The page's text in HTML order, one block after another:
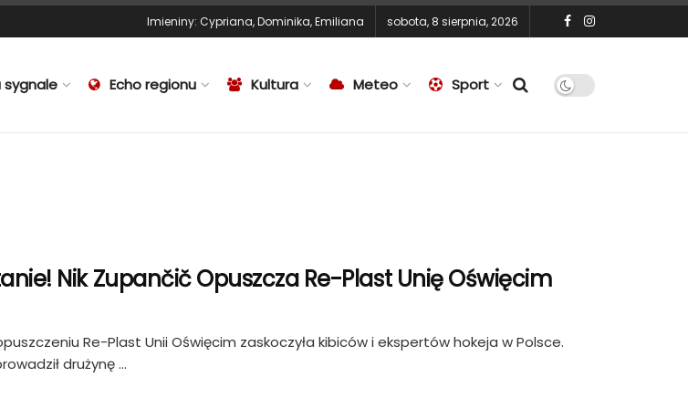
Imieniny: Cypriana,Dominika,Emiliana sobota, 8 sierpnia, 2026
sygnale Echo regionu Kultura Meteo Sport
Nik Zupančič Opuszcza Re-Plast Unię Oświęcim
Re-Plast Unii Oświęcim zaskoczyła kibiców i ekspertów hokeja w Polsce.
drużynę ...